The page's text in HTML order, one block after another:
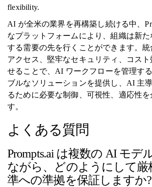
flexibility.
AI が全米の業界を再構築し続ける中、
なプラットフォームにより、組織は新
する需要の先を行くことができます。
アクセス、堅牢なセキュリティ、コス
せることで、AI ワークフローを管理す
ブルなソリューションを提供し、AI 主
るために必要な制御、可視性、適応性を
す。
よくある質問
Prompts.ai は複数の AI モデ
ながら、どのようにして厳
準への準拠を保証しますか?